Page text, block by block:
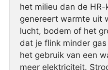
het milieu dan de
genereert warmte uit
lucht, bodem of het
dat je flink minder
het gebruik van een
meer elektriciteit.